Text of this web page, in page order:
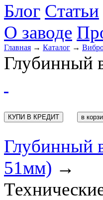
Блог Статьи
О заводе
Главная → Каталог →
Глубинный
КУПИ В КРЕДИТ
Глубинный
51мм) →